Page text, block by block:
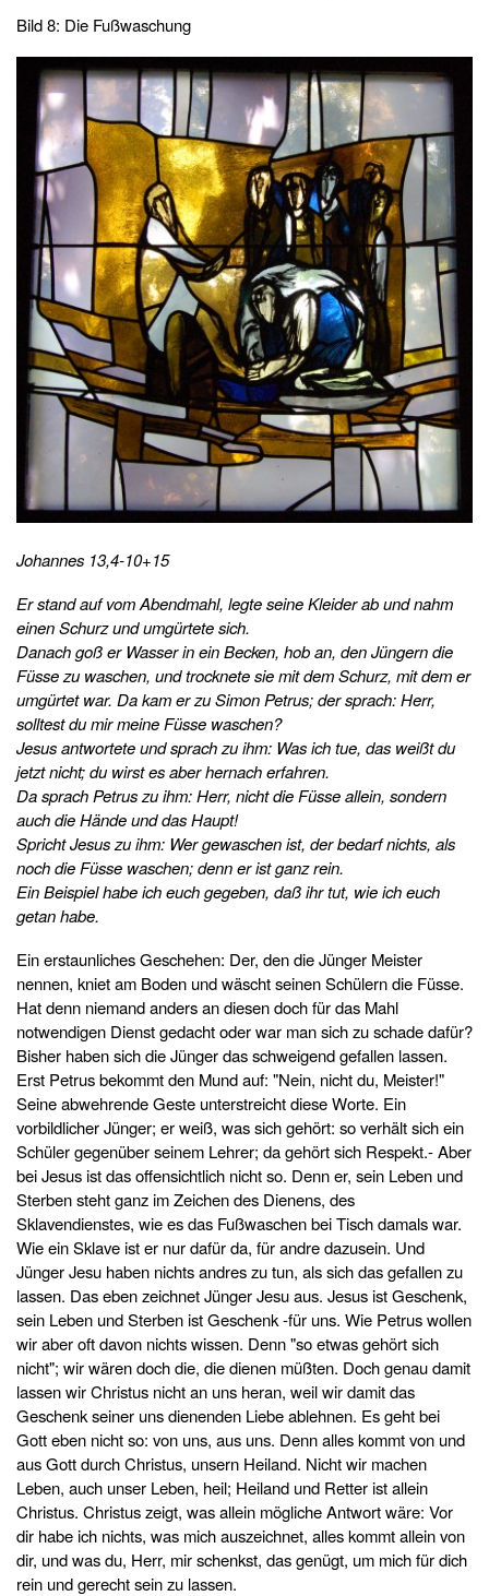
Bild 8: Die Fußwaschung
Johannes 13,4-10+15
Er stand auf vom Abendmahl, legte seine Kleider ab und nahm
einen Schurz und umgürtete sich.
Danach goß er Wasser in ein Becken, hob an, den Jüngern die
Füsse zu waschen, und trocknete sie mit dem Schurz, mit dem er
umgürtet war. Da kam er zu Simon Petrus; der sprach: Herr,
solltest du mir meine Füsse waschen?
Jesus antwortete und sprach zu ihm: Was ich tue, das weißt du
jetzt nicht; du wirst es aber hernach erfahren.
Da sprach Petrus zu ihm: Herr, nicht die Füsse allein, sondern
auch die Hände und das Haupt!
Spricht Jesus zu ihm: Wer gewaschen ist, der bedarf nichts, als
noch die Füsse waschen; denn er ist ganz rein.
Ein Beispiel habe ich euch gegeben, daß ihr tut, wie ich euch
getan habe.
Ein erstaunliches Geschehen: Der, den die Jünger Meister
nennen, kniet am Boden und wäscht seinen Schülern die Füsse.
Hat denn niemand anders an diesen doch für das Mahl
notwendigen Dienst gedacht oder war man sich zu schade dafür?
Bisher haben sich die Jünger das schweigend gefallen lassen.
Erst Petrus bekommt den Mund auf: "Nein, nicht du, Meister!"
Seine abwehrende Geste unterstreicht diese Worte. Ein
vorbildlicher Jünger; er weiß, was sich gehört: so verhält sich ein
Schüler gegenüber seinem Lehrer; da gehört sich Respekt.- Aber
bei Jesus ist das offensichtlich nicht so. Denn er, sein Leben und
Sterben steht ganz im Zeichen des Dienens, des
Sklavendienstes, wie es das Fußwaschen bei Tisch damals war.
Wie ein Sklave ist er nur dafür da, für andre dazusein. Und
Jünger Jesu haben nichts andres zu tun, als sich das gefallen zu
lassen. Das eben zeichnet Jünger Jesu aus. Jesus ist Geschenk,
sein Leben und Sterben ist Geschenk -für uns. Wie Petrus wollen
wir aber oft davon nichts wissen. Denn "so etwas gehört sich
nicht"; wir wären doch die, die dienen müßten. Doch genau damit
lassen wir Christus nicht an uns heran, weil wir damit das
Geschenk seiner uns dienenden Liebe ablehnen. Es geht bei
Gott eben nicht so: von uns, aus uns. Denn alles kommt von und
aus Gott durch Christus, unsern Heiland. Nicht wir machen
Leben, auch unser Leben, heil; Heiland und Retter ist allein
Christus. Christus zeigt, was allein mögliche Antwort wäre: Vor
dir habe ich nichts, was mich auszeichnet, alles kommt allein von
dir, und was du, Herr, mir schenkst, das genügt, um mich für dich
rein und gerecht sein zu lassen.